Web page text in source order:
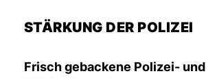
STÄRKUNG DER POLIZEI
Frisch gebackene Polizei- und